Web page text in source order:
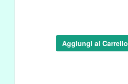
Aggiungi al Carrello